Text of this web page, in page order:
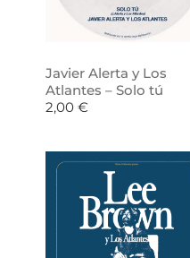
Javier Alerta y Los
Atlantes – Solo tú
2,00 €